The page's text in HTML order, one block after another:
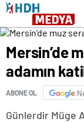
Mersin’de
adamın
ABONE OL
Günlerdir Müge